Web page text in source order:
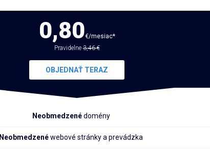
0,80€/mesiac*
Pravidelne3,46 €
OBJEDNAŤ TERAZ
Neobmedzenédomény
Neobmedzenéwebové stránky a prevádzka